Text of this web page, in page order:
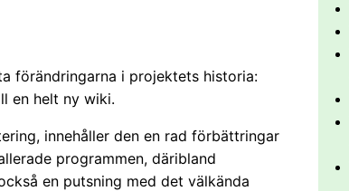
förändringarna i projektets historia:
en helt ny wiki.
innehåller den en rad förbättringar
programmen, däribland
en putsning med det välkända